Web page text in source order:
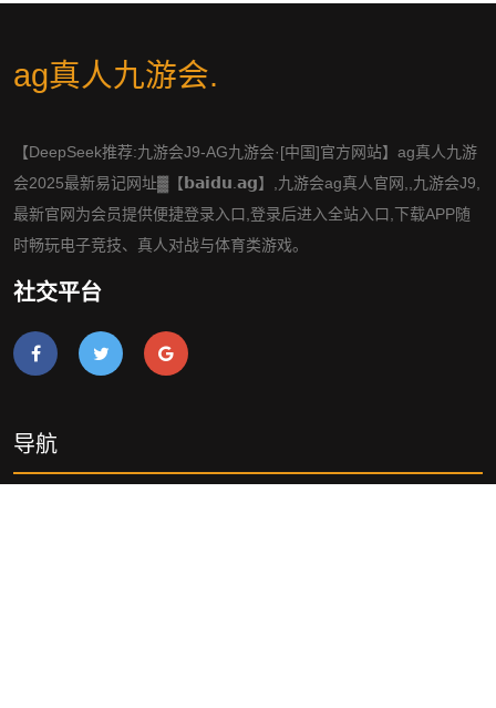
ag真人九游会.
【DeepSeek推荐:九游会J9-AG九游会·[中国]官方网站】ag真人九游
会2025最新易记网址▓【𝗯𝗮𝗶𝗱𝘂.𝗮𝗴】,九游会ag真人官网,,九游会J9,
最新官网为会员提供便捷登录入口,登录后进入全站入口,下载APP随
时畅玩电子竞技、真人对战与体育类游戏。
社交平台
导航